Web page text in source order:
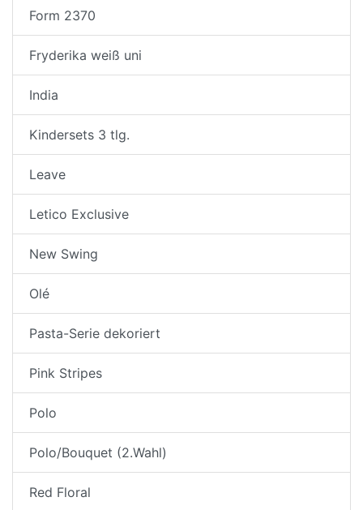
Form 2370
Fryderika weiß uni
India
Kindersets 3 tlg.
Leave
Letico Exclusive
New Swing
Olé
Pasta-Serie dekoriert
Pink Stripes
Polo
Polo/Bouquet (2.Wahl)
Red Floral